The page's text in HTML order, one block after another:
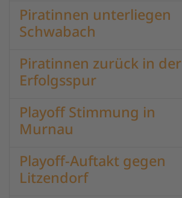
Piratinnen unterliegen
Schwabach
Piratinnen zurück in der
Erfolgsspur
Playoff Stimmung in
Murnau
Playoff-Auftakt gegen
Litzendorf